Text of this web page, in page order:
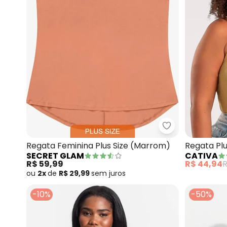
Secret Glam -
Regata Feminina Plus Size (Marrom)
SECRET GLAM
R$ 59,99
ou 2xde R$ 29,99sem juros
Regata
CATIVA
R$ 44,94
-10% -50%